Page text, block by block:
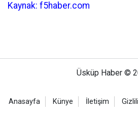
Kaynak: f5haber.com
Üsküp Haber ©
Anasayfa Künye İletişim